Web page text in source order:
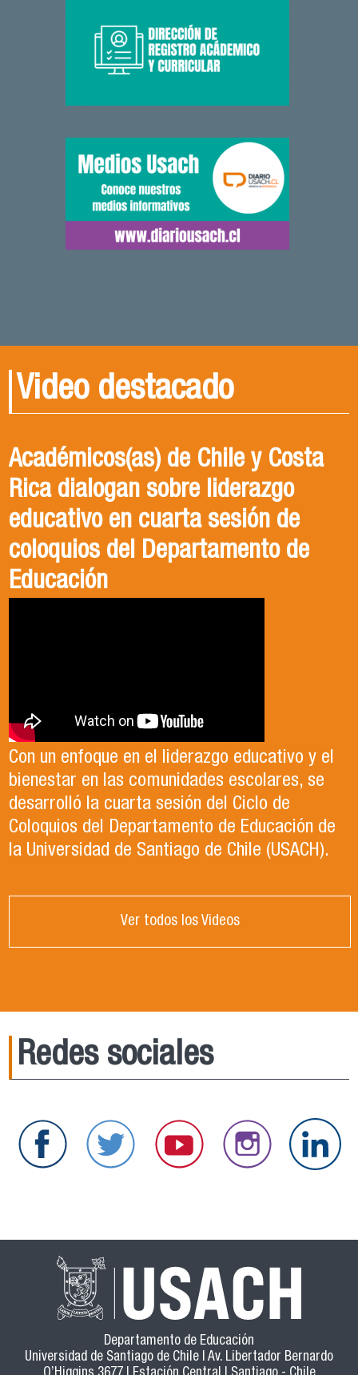
Video destacado
Académicos(as) de Chile y Costa
Rica dialogan sobre liderazgo
educativo en cuarta sesión de
coloquios del Departamento de
Educación
Con un enfoque en el liderazgo educativo y el
bienestar en las comunidades escolares, se
desarrolló la cuarta sesión del Ciclo de
Coloquios del Departamento de Educación de
la Universidad de Santiago de Chile (USACH).
Ver todos los Videos
Redes sociales
Departamento de Educación
Universidad de Santiago de Chile | Av. Libertador Bernardo